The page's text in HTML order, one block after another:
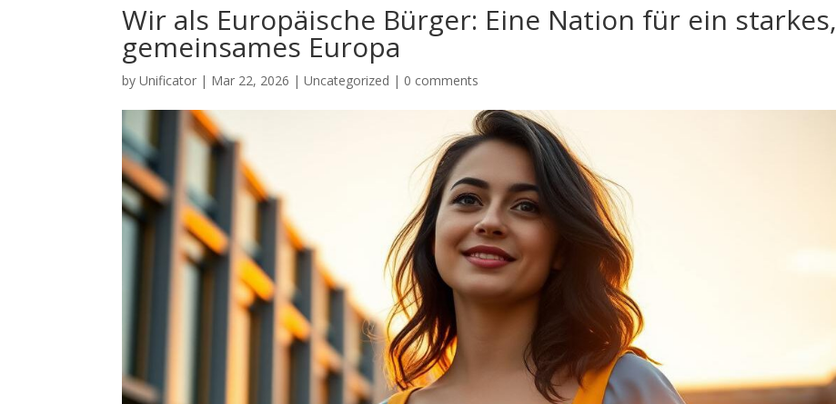
Wir als Europäische Bürger: Eine Nation für ein starkes,
gemeinsames Europa
byUnificator | Mar 22, 2026 |Uncategorized | 0 comments